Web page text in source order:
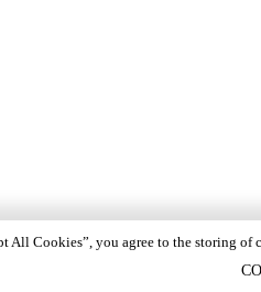
All Cookies”, you agree to the storing of